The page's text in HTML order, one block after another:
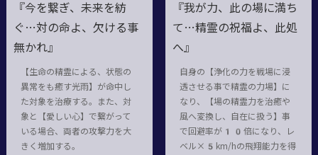
『今を繋ぎ、未来を紡
ぐ…対の命よ、欠ける事
無かれ』
【生命の精霊による、状態の
異常をも癒す光雨】が命中し
た対象を治療する。また、対
象と【愛しい心】で繋がって
いる場合、両者の攻撃力を大
きく増加する。
『我が力、此の場に満ち
て…精霊の祝福よ、此処
へ』
自身の【浄化の力を戦場に浸
透させる事で精霊の力場】に
なり、【場の精霊力を治癒や
風へ変換し、自在に扱う】事
で回避率が10倍になり、レ
ベル×5km/hの飛翔能力を得